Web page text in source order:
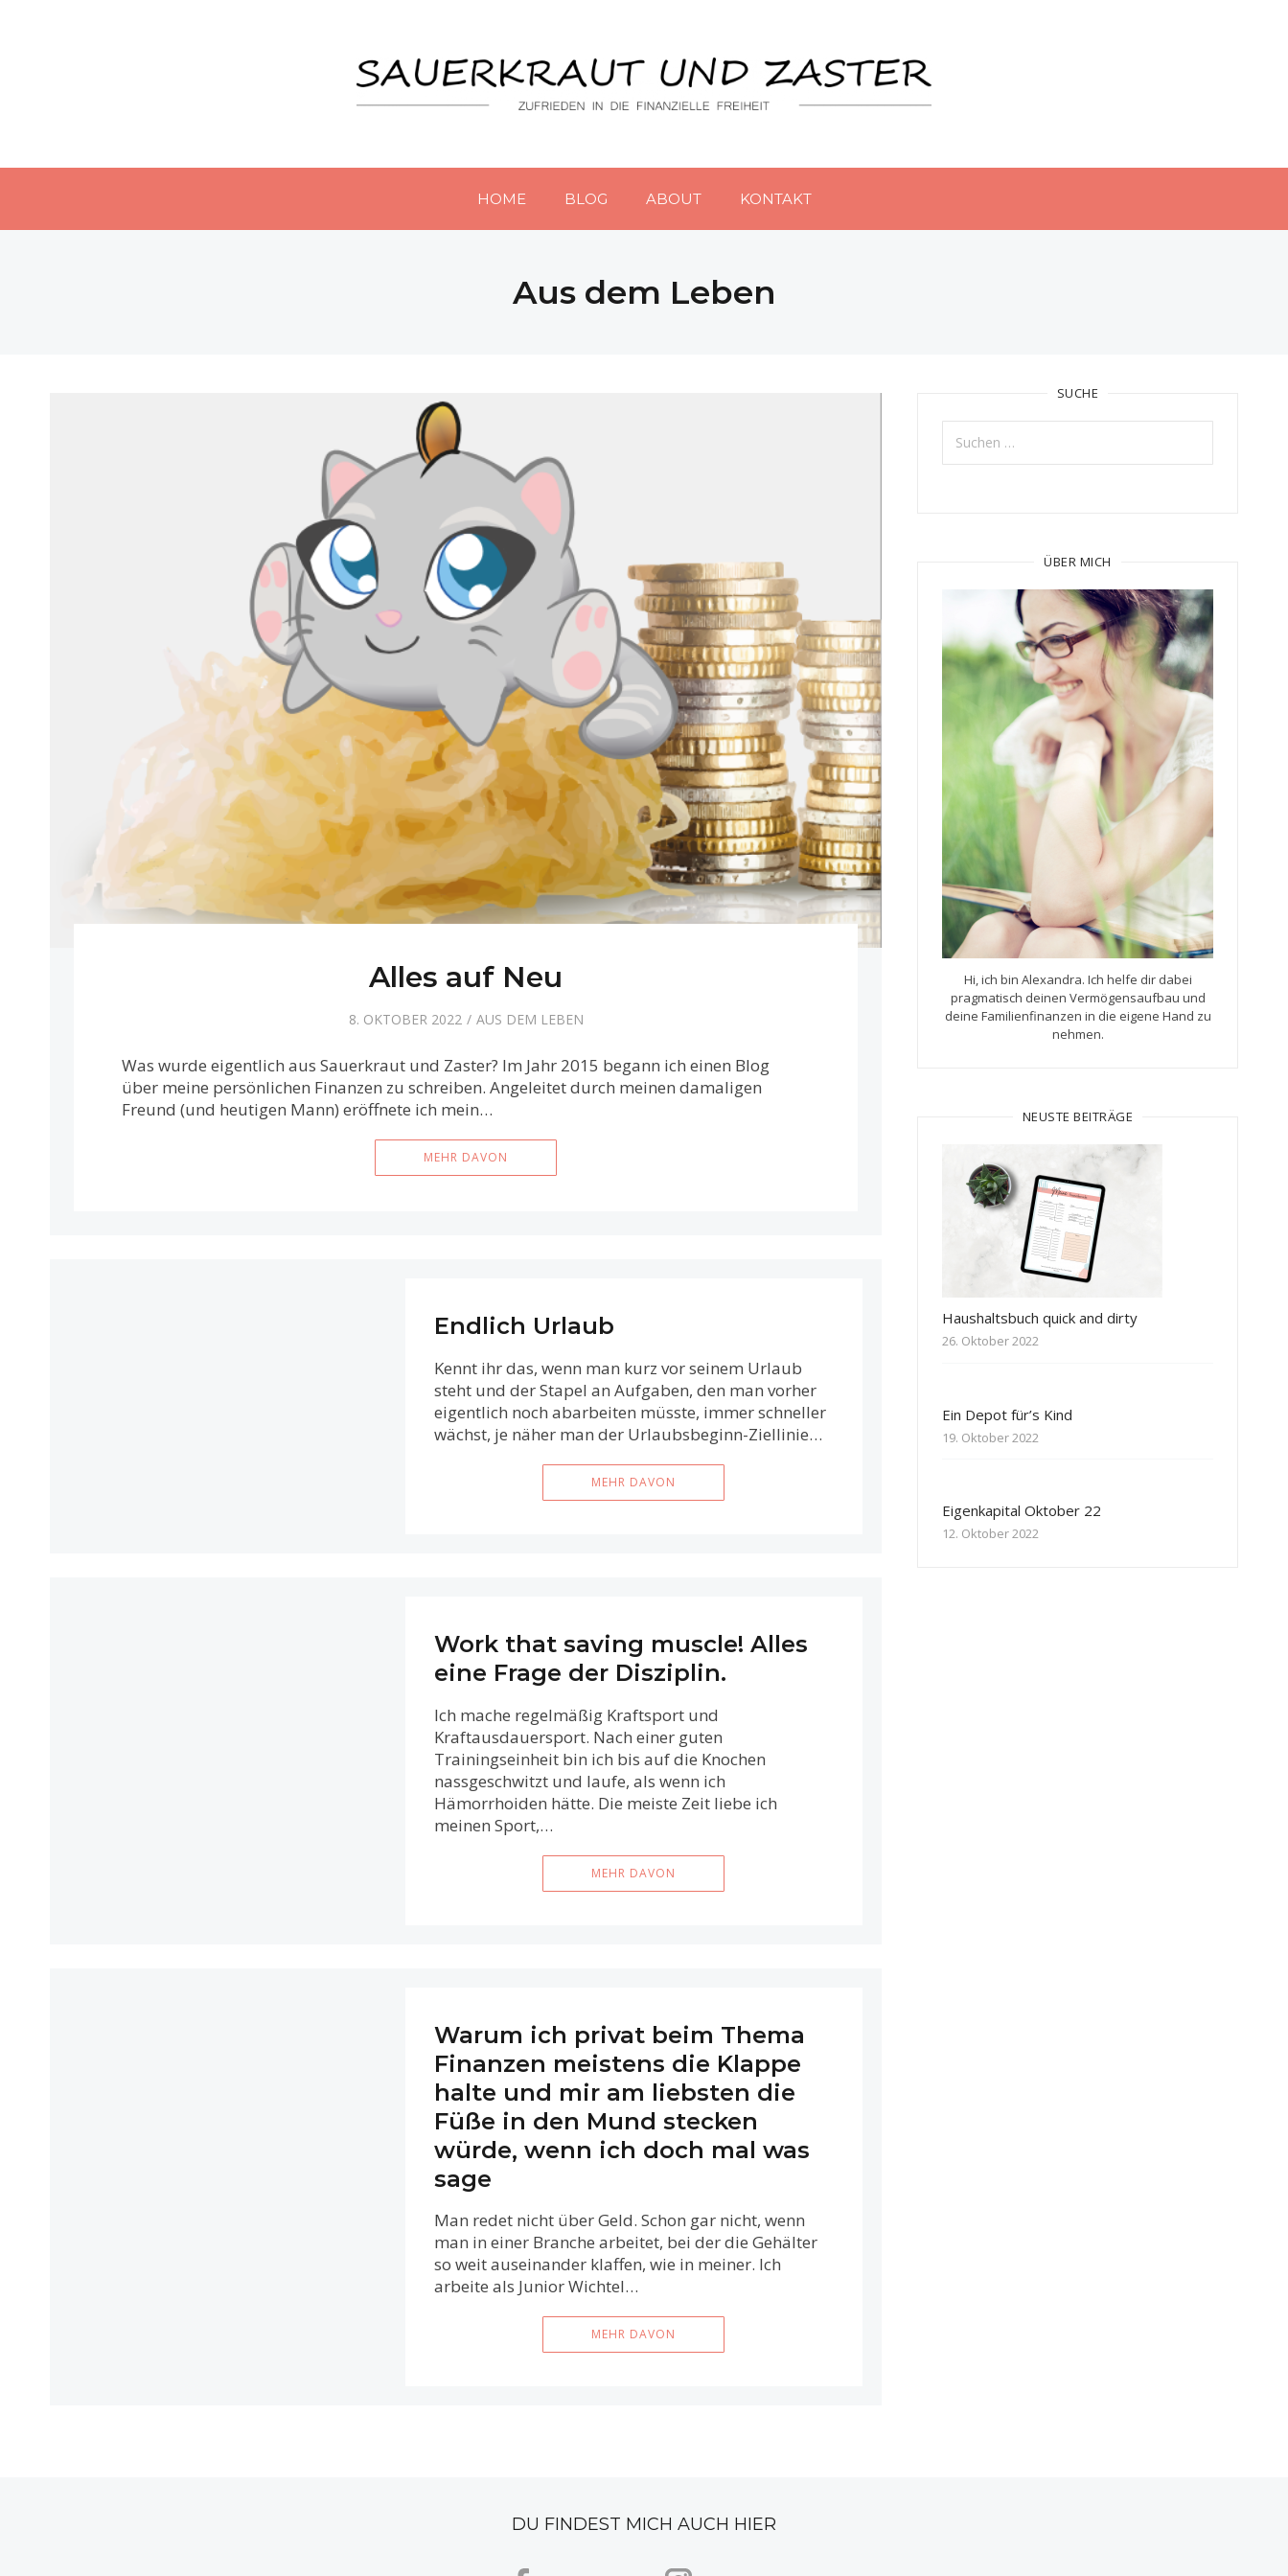
HOME BLOG ABOUT KONTAKT
Aus dem Leben
Alles auf Neu
8. OKTOBER 2022 AUS DEM LEBEN
Was wurde eigentlich aus Sauerkraut und Zaster? Im Jahr 2015 begann ich einen Blog
über meine persönlichen Finanzen zu schreiben. Angeleitet durch meinen damaligen
Freund (und heutigen Mann) eröffnete ich mein…
MEHR DAVON
Endlich Urlaub
Kennt ihr das, wenn man kurz vor seinem Urlaub
steht und der Stapel an Aufgaben, den man vorher
eigentlich noch abarbeiten müsste, immer schneller
wächst, je näher man der Urlaubsbeginn-Ziellinie…
MEHR DAVON
Work that saving muscle! Alles
eine Frage der Disziplin.
Ich mache regelmäßig Kraftsport und
Kraftausdauersport. Nach einer guten
Trainingseinheit bin ich bis auf die Knochen
nassgeschwitzt und laufe, als wenn ich
Hämorrhoiden hätte. Die meiste Zeit liebe ich
meinen Sport,…
MEHR DAVON
Warum ich privat beim Thema
Finanzen meistens die Klappe
halte und mir am liebsten die
Füße in den Mund stecken
würde, wenn ich doch mal was
sage
Man redet nicht über Geld. Schon gar nicht, wenn
man in einer Branche arbeitet, bei der die Gehälter
so weit auseinander klaffen, wie in meiner. Ich
arbeite als Junior Wichtel…
MEHR DAVON
SUCHE
Suchen
nach:
ÜBER MICH
Hi, ich bin Alexandra. Ich helfe dir dabei
pragmatisch deinen Vermögensaufbau und
deine Familienfinanzen in die eigene Hand zu
nehmen.
NEUSTE BEITRÄGE
Haushaltsbuch quick and dirty
26. Oktober 2022
Ein Depot für’s Kind
19. Oktober 2022
Eigenkapital Oktober 22
12. Oktober 2022
DU FINDEST MICH AUCH HIER